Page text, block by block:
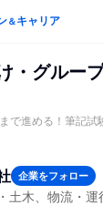
＆キャリア
・グルー
で進める！筆記
企業をフォロー
土木、物流・運